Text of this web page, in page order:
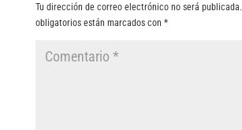
Tu dirección de correo electrónico no será publicada.
obligatorios están marcados con *